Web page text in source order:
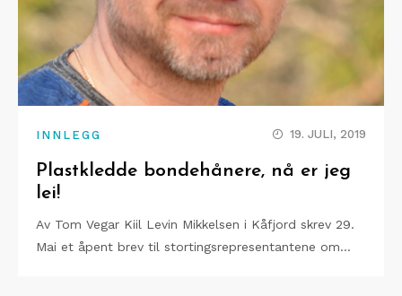
INNLEGG 19. JULI, 2019
Plastkledde bondehånere, nå er jeg
lei!
Av Tom Vegar Kiil Levin Mikkelsen i Kåfjord skrev 29.
Mai et åpent brev til stortingsrepresentantene om…